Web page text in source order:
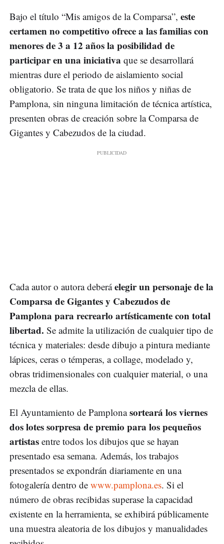
Bajo el título “Mis amigos de la Comparsa”, este
certamen no competitivo ofrece a las familias con
menores de 3 a 12 años la posibilidad de
participar en una iniciativa que se desarrollará
mientras dure el periodo de aislamiento social
obligatorio. Se trata de que los niños y niñas de
Pamplona, sin ninguna limitación de técnica artística,
presenten obras de creación sobre la Comparsa de
Gigantes y Cabezudos de la ciudad.
Cada autor o autora deberáelegir un personaje de la
Comparsa de Gigantes y Cabezudos de
Pamplona para recrearlo artísticamente con total
libertad. Se admite la utilización de cualquier tipo de
técnica y materiales: desde dibujo a pintura mediante
lápices, ceras o témperas, a collage, modelado y,
obras tridimensionales con cualquier material, o una
mezcla de ellas.
El Ayuntamiento de Pamplonasorteará los viernes
dos lotes sorpresa de premio para los pequeños
artistas entre todos los dibujos que se hayan
presentado esa semana. Además, los trabajos
presentados se expondrán diariamente en una
fotogalería dentro de www.pamplona.es. Si el
número de obras recibidas superase la capacidad
existente en la herramienta, se exhibirá públicamente
una muestra aleatoria de los dibujos y manualidades